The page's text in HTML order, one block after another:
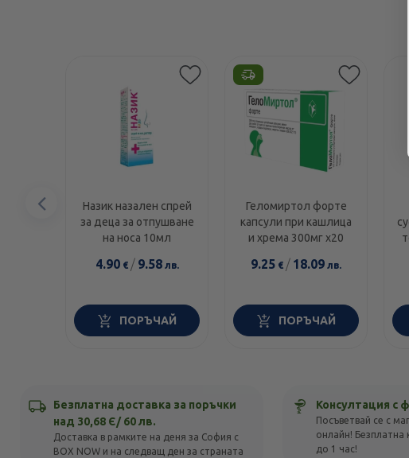
Назик назален спрей
за деца за отпушване
на носа 10мл
4.90€ / 9.58лв.
ПОРЪЧАЙ
Геломиртол форте
капсули при кашлица
и хрема 300мг х20
9.25 € / 18.09 лв.
ПОРЪЧАЙ
Предишен
елемент
Безплатна доставка за поръчки
над 30,68 Є/ 60 лв.
Доставка в рамките на деня за София с
BOX NOW и на следващ ден за страната
Консултация с
Посъветвай се с
онлайн! Безплатна
до 1 час!